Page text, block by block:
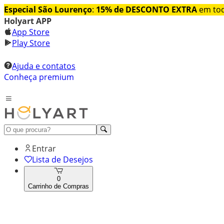
Especial São Lourenço: 15% de DESCONTO EXTRA em
Holyart APP
App Store
Play Store
Ajuda e contatos
Conheça premium
Entrar
Lista de Desejos
0
Carrinho de Compras